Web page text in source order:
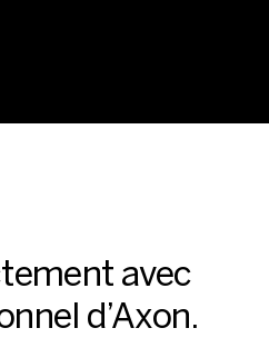
avec
d’Axon.